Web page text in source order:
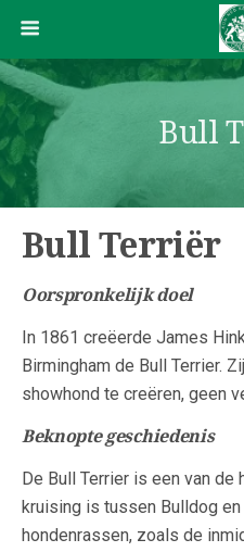
Bull
Bull Terriër
Oorspronkelijk doel
In 1861 creëerde James
Birmingham de Bull Terrier.
showhond te creëren, geen
Beknopte geschiedenis
De Bull Terrier is een van de
kruising is tussen Bulldog
hondenrassen, zoals de